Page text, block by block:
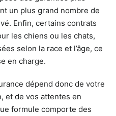
un plus grand nombre de
Enfin, certains contrats
les chiens ou les chats,
selon la race et l’âge, ce
en charge.
dépend donc de votre
et de vos attentes en
formule comporte des